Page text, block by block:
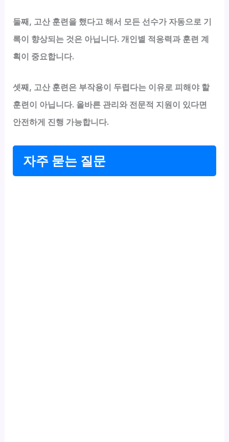
둘째, 고산 훈련을 했다고 해서 모든 선수가 자동으로 기
록이 향상되는 것은 아닙니다. 개인별 적응력과 훈련 계
획이 중요합니다.
셋째, 고산 훈련은 부작용이 두렵다는 이유로 피해야 할
훈련이 아닙니다. 올바른 관리와 전문적 지원이 있다면
안전하게 진행 가능합니다.
자주 묻는 질문